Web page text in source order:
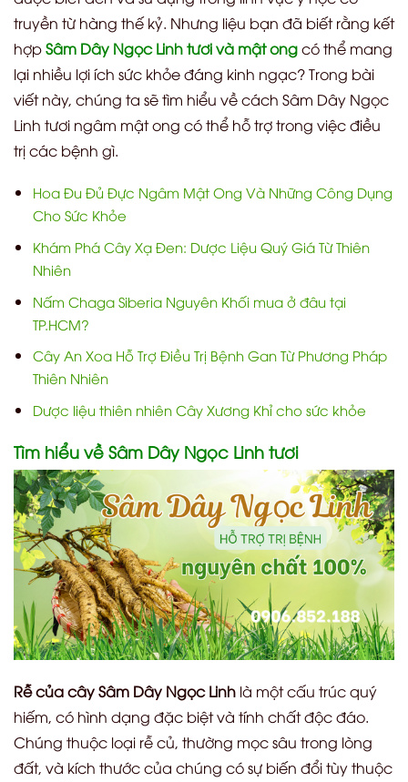
truyền từ hàng thế kỷ. Nhưng liệu bạn đã biết rằng kết
hợpSâm Dây Ngọc Linh tươi và mật ongcó thể mang
lại nhiều lợi ích sức khỏe đáng kinh ngạc? Trong bài
viết này, chúng ta sẽ tìm hiểu về cách Sâm Dây Ngọc
Linh tươi ngâm mật ong có thể hỗ trợ trong việc điều
trị các bệnh gì.
Hoa Đu Đủ Đực Ngâm Mật Ong Và Những Công Dụng
Cho Sức Khỏe
Khám Phá Cây Xạ Đen: Dược Liệu Quý Giá Từ Thiên
Nhiên
Nấm Chaga Siberia Nguyên Khối mua ở đâu tại
TP.HCM?
Cây An Xoa Hỗ Trợ Điều Trị Bệnh Gan Từ Phương Pháp
Thiên Nhiên
Dược liệu thiên nhiên Cây Xương Khỉ cho sức khỏe
Tìm hiểu về Sâm Dây Ngọc Linh tươi
Rễ của cây Sâm Dây Ngọc Linh là một cấu trúc quý
hiếm, có hình dạng đặc biệt và tính chất độc đáo.
Chúng thuộc loại rễ củ, thường mọc sâu trong lòng
đất, và kích thước của chúng có sự biến đổi tùy thuộc